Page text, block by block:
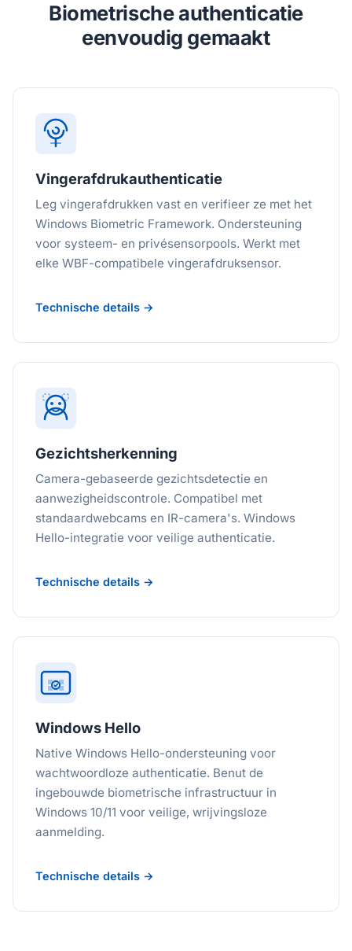
Biometrische authenticatie
eenvoudig gemaakt
Vingerafdrukauthenticatie
Leg vingerafdrukken vast en verifieer ze met het
Windows Biometric Framework. Ondersteuning
voor systeem- en privésensorpools. Werkt met
elke WBF-compatibele vingerafdruksensor.
Technische details →
Gezichtsherkenning
Camera-gebaseerde gezichtsdetectie en
aanwezigheidscontrole. Compatibel met
standaardwebcams en IR-camera's. Windows
Hello-integratie voor veilige authenticatie.
Technische details →
Windows Hello
Native Windows Hello-ondersteuning voor
wachtwoordloze authenticatie. Benut de
ingebouwde biometrische infrastructuur in
Windows 10/11 voor veilige, wrijvingsloze
aanmelding.
Technische details →